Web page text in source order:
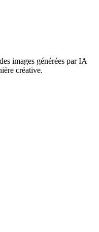
images générées par IA
créative.